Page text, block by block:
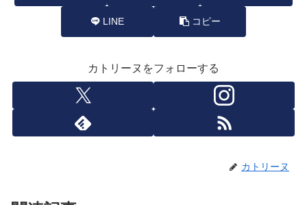
LINE コピー
カトリーヌをフォローする
カトリーヌ